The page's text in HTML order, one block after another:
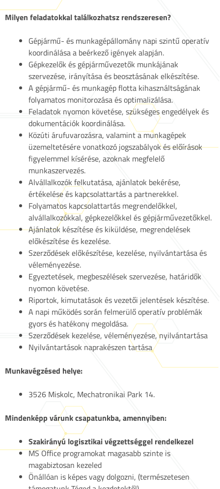
Milyen feladatokkal találkozhatsz rendszeresen?
Gépjármű- és munkagépállomány napi szintű operatív
koordinálása a beérkező igények alapján.
Gépkezelők és gépjárművezetők munkájának
szervezése, irányítása és beosztásának elkészítése.
A gépjármű- és munkagép flotta kihasználtságának
folyamatos monitorozása és optimalizálása.
Feladatok nyomon követése, szükséges engedélyek és
dokumentációk koordinálása.
Közúti árufuvarozásra, valamint a munkagépek
üzemeltetésére vonatkozó jogszabályok és előírások
figyelemmel kísérése, azoknak megfelelő
munkaszervezés.
Alvállalkozók felkutatása, ajánlatok bekérése,
értékelése és kapcsolattartás a partnerekkel.
Folyamatos kapcsolattartás megrendelőkkel,
alvállalkozókkal, gépkezelőkkel és gépjárművezetőkkel.
Ajánlatok készítése és kiküldése, megrendelések
előkészítése és kezelése.
Szerződések előkészítése, kezelése, nyilvántartása és
véleményezése.
Egyeztetések, megbeszélések szervezése, határidők
nyomon követése.
Riportok, kimutatások és vezetői jelentések készítése.
A napi működés során felmerülő operatív problémák
gyors és hatékony megoldása.
Szerződések kezelése, véleményezése, nyilvántartása
Nyilvántartások naprakészen tartása
Munkavégzésed helye:
3526 Miskolc, Mechatronikai Park 14.
Mindenképp várunk csapatunkba, amennyiben:
Szakirányú logisztikai végzettséggel rendelkezel
MS Office programokat magasabb szinte is
magabiztosan kezeled
Önállóan is képes vagy dolgozni, (természetesen